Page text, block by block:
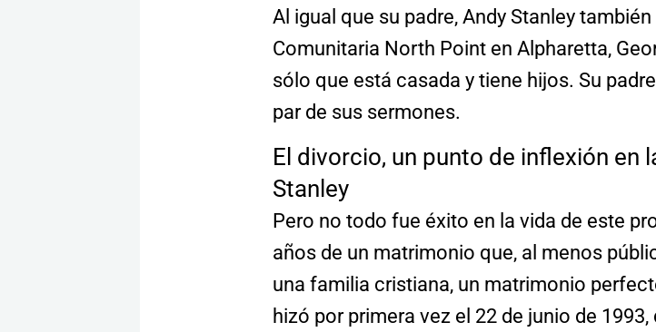
Al igual que su padre, Andy Stanley
Comunitaria North Point en Alpharetta,
sólo que está casada y tiene hijos. Su
par de sus sermones.
El divorcio, un punto de inflexión en
Stanley
Pero no todo fue éxito en la vida de este
años de un matrimonio que, al menos
una familia cristiana, un matrimonio
hizó por primera vez el 22 de junio de